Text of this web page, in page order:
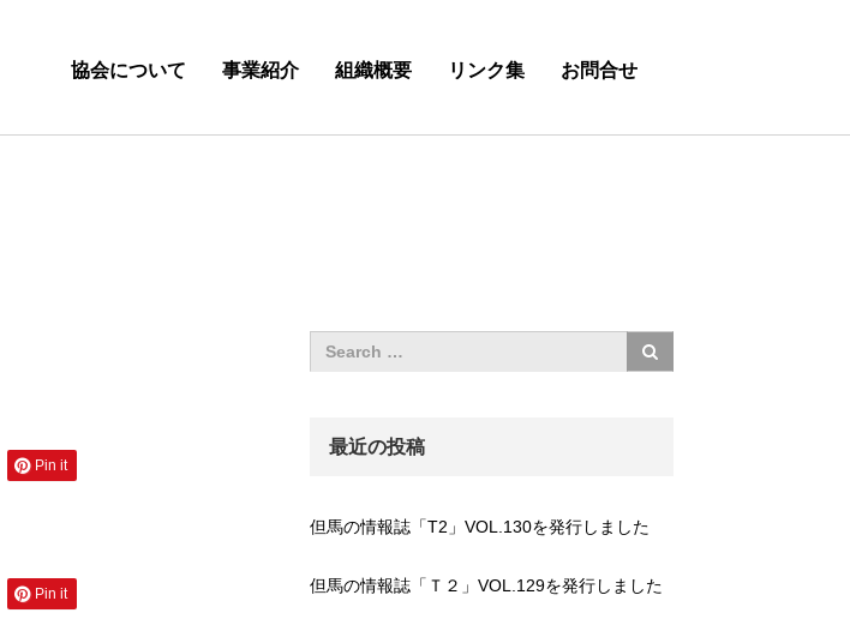
協会について 事業紹介 組織概要 リンク集 お問合せ
Pin it
Pin it
最近の投稿
但馬の情報誌「T2」VOL.130を発行しました
但馬の情報誌「Ｔ２」VOL.129を発行しました